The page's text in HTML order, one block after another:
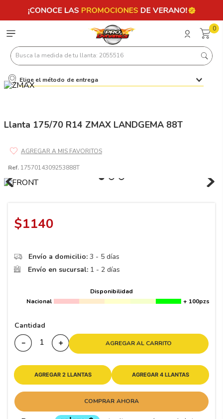
0
Busca la medida de tu llanta: 2055516
Elige el método de entrega
Llanta 175/70 R14 ZMAX LANDGEMA 88T
Ref. 1757014309253888T
$1140
Envío a domicilio: 3 - 5 días
Envío en sucursal: 1 - 2 días
Disponibilidad
Nacional
+ 100pzs
Cantidad
＋
－ AGREGAR AL CARRITO
AGREGAR 2 LLANTAS AGREGAR 4 LLANTAS
COMPRAR AHORA
Términos más buscados
10.
265